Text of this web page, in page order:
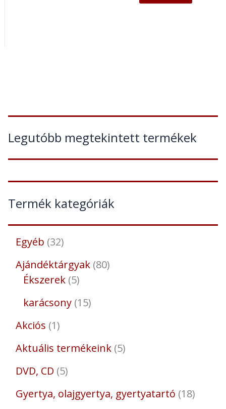
Legutóbb megtekintett termékek
Termék kategóriák
Egyéb 32
Ajándéktárgyak 80
Ékszerek 5
karácsony 15
Akciós 1
Aktuális termékeink 5
DVD, CD 5
Gyertya, olajgyertya, gyertyatartó 18